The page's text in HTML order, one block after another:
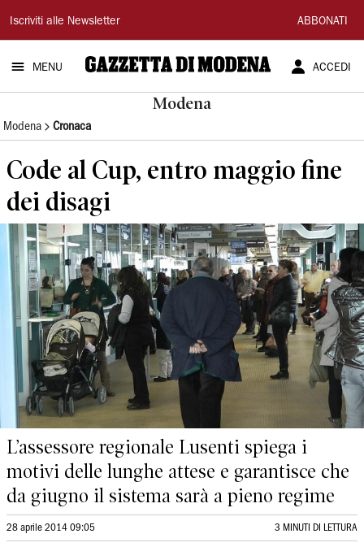
Gazzetta
di
Modena
Iscriviti alle Newsletter ABBONATI
MENU ACCEDI
Modena
Modena Cronaca
Code al Cup, entro maggio fine
dei disagi
L’assessore regionale Lusenti spiega i
motivi delle lunghe attese e garantisce che
da giugno il sistema sarà a pieno regime
28 aprile 2014 09:05 3 MINUTI DI LETTURA